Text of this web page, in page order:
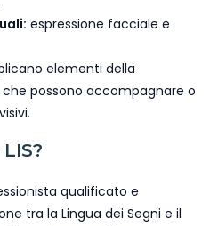
espressione facciale e
elementi della
possono accompagnare o
qualificato e
tra la Lingua dei Segni e il